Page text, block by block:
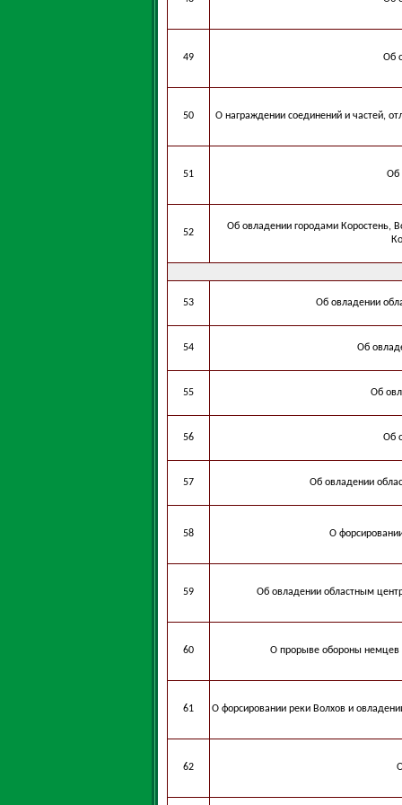
49 Об
50 О награждении соединений и частей,
51 Об
52
Об овладении городами Коростень,
53 Об овладении
54 Об
55 Об
56 Об
57 Об овладении
58 О
59 Об овладении областным
60 О прорыве обороны немцев
61 О форсировании реки Волхов и
62